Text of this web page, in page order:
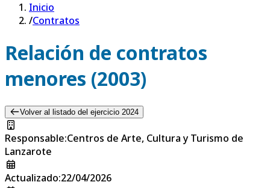
Inicio
/Contratos
Relación de contratos
menores (2003)
Volver al listado del ejercicio 2024
Responsable:Centros de Arte, Cultura y Turismo de
Lanzarote
Actualizado:22/04/2026